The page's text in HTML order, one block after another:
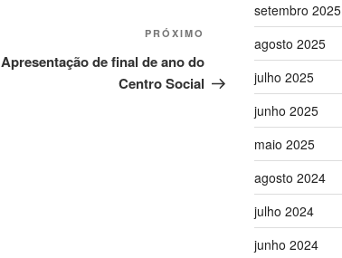
post
PRÓXIMO
Apresentação de final de ano do
Centro Social
setembro 2025
agosto 2025
julho 2025
junho 2025
maio 2025
agosto 2024
julho 2024
junho 2024